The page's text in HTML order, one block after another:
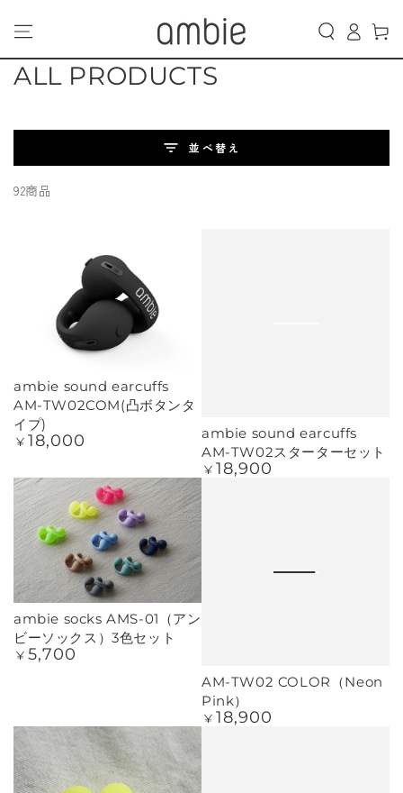
プする
イ
ー
ト
コ
ク
シ
ョ
ALL PRODUCTS
並べ替え
92商品
ambie sound earcuffs
AM-TW02COM(凸ボタンタ
イプ)
定
¥ 18,000
ambie sound earcuffs
AM-TW02スターターセット
定
¥ 18,900
ambie socks AMS-01（アン
ビーソックス）3色セット
定
¥ 5,700
AM-TW02 COLOR（Neon
Pink）
定
¥ 18,900